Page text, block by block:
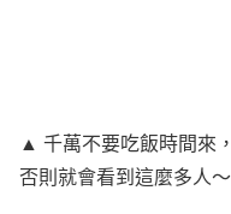
▲ 千萬不要吃飯時間來，
否則就會看到這麼多人～